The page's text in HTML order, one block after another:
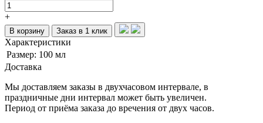
+
В корзину Заказ в 1 клик
Характеристики
Размер: 100 мл
Доставка
Мы доставляем заказы в двухчасовом интервале, в
праздничные дни интервал может быть увеличен.
Период от приёма заказа до вречения от двух часов.